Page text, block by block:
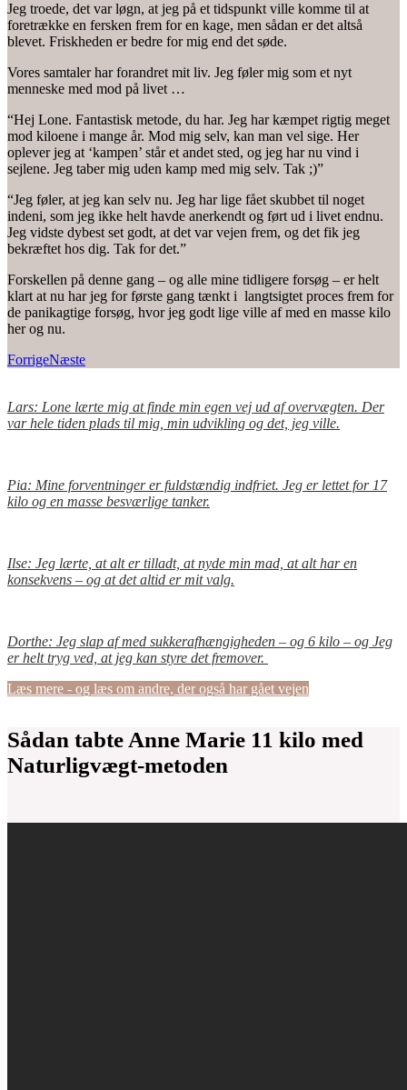
Jeg troede, det var løgn, at jeg på et tidspunkt ville komme til at
foretrække en fersken frem for en kage, men sådan er det altså
blevet. Friskheden er bedre for mig end det søde.
Vores samtaler har forandret mit liv. Jeg føler mig som et nyt
menneske med mod på livet …
“Hej Lone. Fantastisk metode, du har. Jeg har kæmpet rigtig meget
mod kiloene i mange år. Mod mig selv, kan man vel sige. Her
oplever jeg at ‘kampen’ står et andet sted, og jeg har nu vind i
sejlene. Jeg taber mig uden kamp med mig selv. Tak ;)”
“Jeg føler, at jeg kan selv nu. Jeg har lige fået skubbet til noget
indeni, som jeg ikke helt havde anerkendt og ført ud i livet endnu.
Jeg vidste dybest set godt, at det var vejen frem, og det fik jeg
bekræftet hos dig. Tak for det.”
Forskellen på denne gang – og alle mine tidligere forsøg – er helt
klart at nu har jeg for første gang tænkt i langtsigtet proces frem for
de panikagtige forsøg, hvor jeg godt lige ville af med en masse kilo
her og nu.
ForrigeNæste
Lars: Lone lærte mig at finde min egen vej ud af overvægten. Der
var hele tiden plads til mig, min udvikling og det, jeg ville.
Pia: Mine forventninger er fuldstændig indfriet. Jeg er lettet for 17
kilo og en masse besværlige tanker.
Ilse: Jeg lærte, at alt er tilladt, at nyde min mad, at alt har en
konsekvens – og at det altid er mit valg.
Dorthe: Jeg slap af med sukkerafhængigheden – og 6 kilo – og Jeg
er helt tryg ved, at jeg kan styre det fremover.
Læs mere - og læs om andre, der også har gået vejen
Sådan tabte Anne Marie 11 kilo med
Naturligvægt-metoden